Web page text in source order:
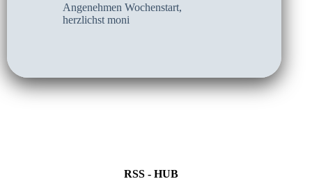
Angenehmen Wochenstart,
herzlichst moni
RSS - HUB